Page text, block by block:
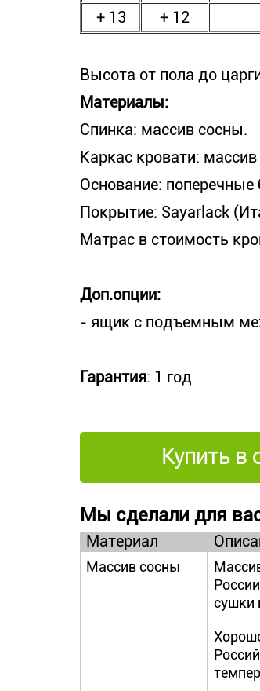
+ 13
+ 12
Высота от пола до
Материалы:
Спинка: массив сосны.
Каркас кровати:
Основание:
Покрытие: Sayarlack
Матрас в стоимость
Доп.опции:
- ящик с подъемным
Гарантия: 1 год
Купить в
Мы сделали для
Материал
Массив сосны
сушки